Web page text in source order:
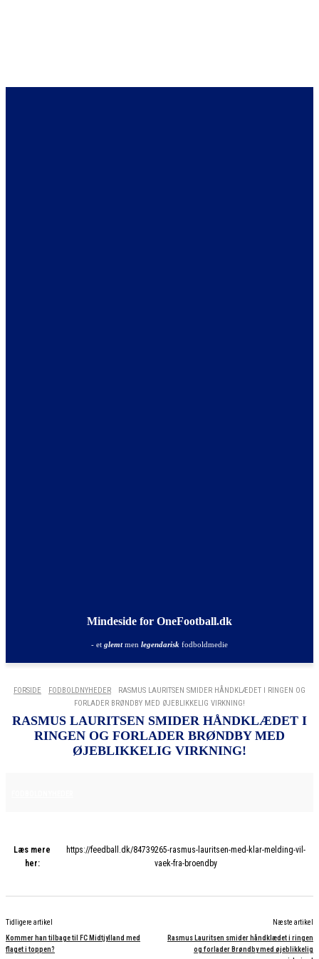
Mindeside for OneFootball.dk
- et glemtmen legendarisk fodboldmedie
FORSIDE FODBOLDNYHEDER
RASMUS LAURITSEN SMIDER HÅNDKLÆDET I RINGEN OG
FORLADER BRØNDBY MED ØJEBLIKKELIG VIRKNING!
RASMUS LAURITSEN SMIDER HÅNDKLÆDET I
RINGEN OG FORLADER BRØNDBY MED
ØJEBLIKKELIG VIRKNING!
Læs mere
her:
https://feedball.dk/84739265-rasmus-lauritsen-med-klar-melding-vil-
vaek-fra-broendby
Tidligere artikel
Kommer han tilbage til FC Midtjylland med
flaget i toppen?
Næste artikel
Rasmus Lauritsen smider håndklædet i ringen
og forlader Brøndby med øjeblikkelig